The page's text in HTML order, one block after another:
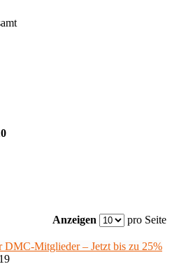
Anzeigen
pro Seite
DMC-Mitglieder – Jetzt bis zu 25%